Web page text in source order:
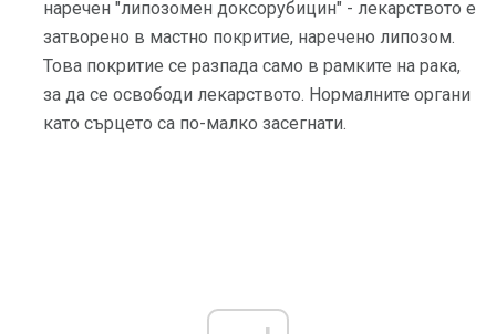
наречен "липозомен доксорубицин" - лекарството е
затворено в мастно покритие, наречено липозом.
Това покритие се разпада само в рамките на рака,
за да се освободи лекарството. Нормалните органи
като сърцето са по-малко засегнати.